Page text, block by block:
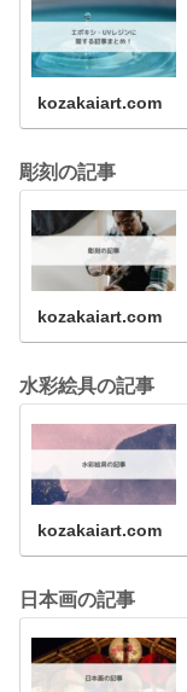
kozakaiart.com
彫刻の記事
kozakaiart.com
水彩絵具の記事
kozakaiart.com
日本画の記事